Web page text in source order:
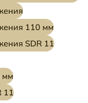
110 мм
SDR 11
мм
11